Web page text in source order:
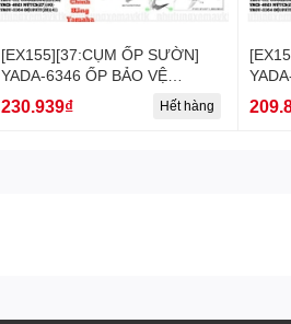
[EX155][37:CỤM ỐP SƯỜN]
YADA-6346 ỐP BẢO VỆ
EX155(2022)-[Yamaha] (48)
230.939₫ Hết hàng